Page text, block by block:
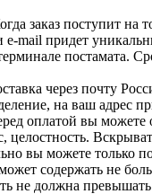
заказ поступит на
e-mail придет
постамата.
через почту
на ваш адрес
оплатой вы можете
целостность.
вы можете только
содержать не
не должна